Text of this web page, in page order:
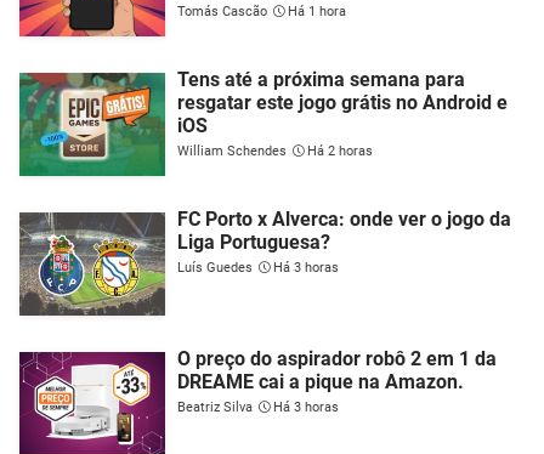
Tomás Cascão Há 1 hora
Tens até a próxima semana para
resgatar este jogo grátis no Android e
iOS
William Schendes Há 2 horas
FC Porto x Alverca: onde ver o jogo da
Liga Portuguesa?
Luís Guedes Há 3 horas
O preço do aspirador robô 2 em 1 da
DREAME cai a pique na Amazon.
Beatriz Silva Há 3 horas